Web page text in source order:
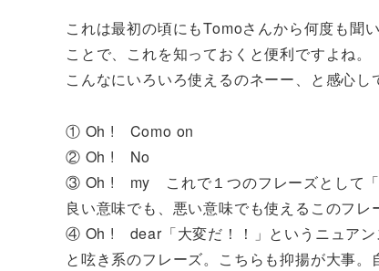
これは最初の頃にもTomoさんから何度も聞
ことで、これを知っておくと便利ですよね。
こんなにいろいろ使えるのネーー、と感心し
① Oh ! Como on
② Oh ! No
③ Oh ! my これで１つのフレーズとして「
良い意味でも、悪い意味でも使えるこのフレ
④ Oh ! dear「大変だ！！」というニュアン
と呟き系のフレーズ。こちらも抑揚が大事